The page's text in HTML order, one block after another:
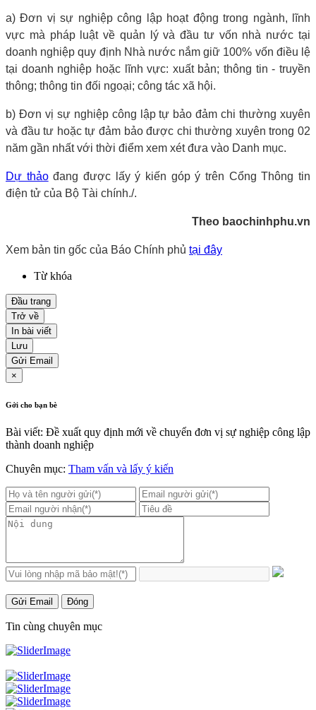
a) Đơn vị sự nghiệp công lập hoạt động trong ngành, lĩnh
vực mà pháp luật về quản lý và đầu tư vốn nhà nước tại
doanh nghiệp quy định Nhà nước nắm giữ 100% vốn điều lệ
tại doanh nghiệp hoặc lĩnh vực: xuất bản; thông tin - truyền
thông; thông tin đối ngoại; công tác xã hội.
b) Đơn vị sự nghiệp công lập tự bảo đảm chi thường xuyên
và đầu tư hoặc tự đảm bảo được chi thường xuyên trong 02
năm gần nhất với thời điểm xem xét đưa vào Danh mục.
Dự thảođang được lấy ý kiến góp ý trên Cổng Thông tin
điện tử của Bộ Tài chính./.
Theo baochinhphu.vn
Xem bản tin gốc của Báo Chính phủ tại đây
Từ khóa
Đầu trang
Trở về
In bài viết
Lưu
Gửi Email
×
Gởi cho bạn bè
Bài viết: Đề xuất quy định mới về chuyển đơn vị sự nghiệp công lập
thành doanh nghiệp
Chuyên mục: Tham vấn và lấy ý kiến
Gửi Email Đóng
Tin cùng chuyên mục